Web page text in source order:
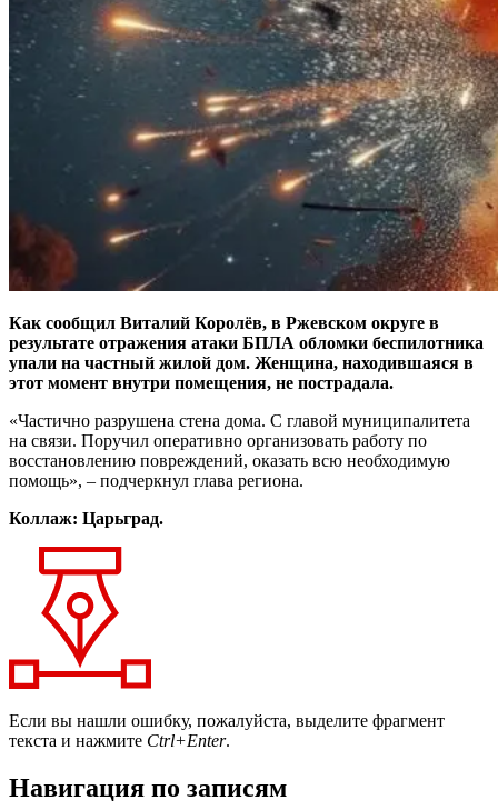
Как сообщил Виталий Королёв, в Ржевском округе в
результате отражения атаки БПЛА обломки беспилотника
упали на частный жилой дом. Женщина, находившаяся в
этот момент внутри помещения, не пострадала.
«Частично разрушена стена дома. С главой муниципалитета
на связи. Поручил оперативно организовать работу по
восстановлению повреждений, оказать всю необходимую
помощь», – подчеркнул глава региона.
Коллаж: Царьград.
Если вы нашли ошибку, пожалуйста, выделите фрагмент
текста и нажмите Ctrl+Enter.
Навигация по записям